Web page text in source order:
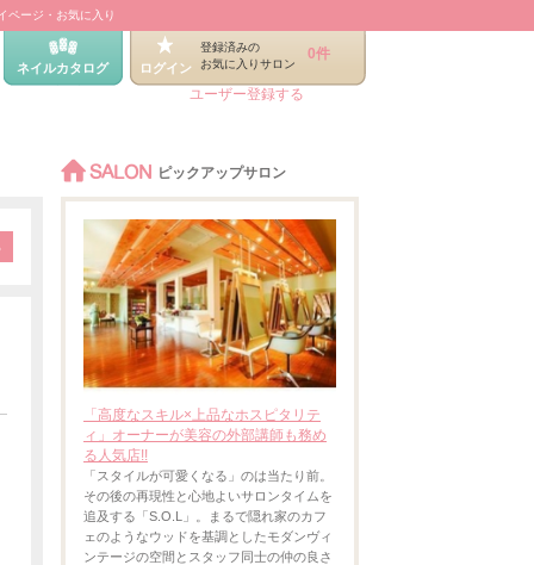
ページ・お気に入り
ネイルカタログ ログイン
登録済みの
お気に入りサロン
0件
ユーザー登録する
SALON ピックアップサロン
「高度なスキル×上品なホスピタリテ
ィ」オーナーが美容の外部講師も務め
る人気店!!
「スタイルが可愛くなる」のは当たり前。
その後の再現性と心地よいサロンタイムを
追及する「S.O.L」。まるで隠れ家のカフ
ェのようなウッドを基調としたモダンヴィ
ンテージの空間とスタッフ同士の仲の良さ